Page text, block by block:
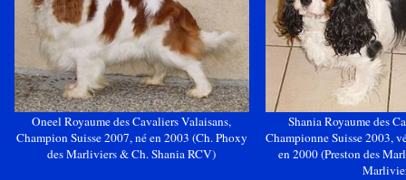
OneelRoyaume des Cavaliers Valaisans,
Champion Suisse 2007, né en 2003 (Ch.Phoxy
desMarliviers&Ch.ShaniaRCV)
ShaniaRoyaume des
Championne Suisse 2003,
en 2000(Preston des